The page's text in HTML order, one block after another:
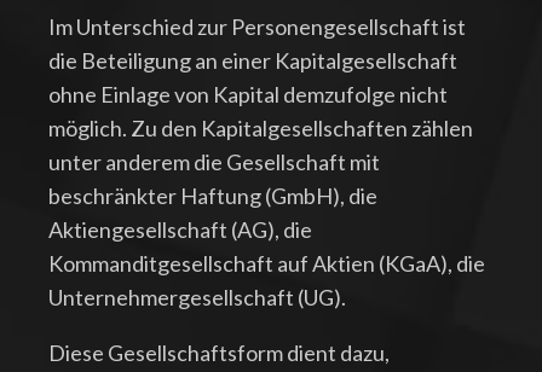
Im Unterschied zur Personengesellschaft ist
die Beteiligung an einer Kapitalgesellschaft
ohne Einlage von Kapital demzufolge nicht
möglich. Zu den Kapitalgesellschaften zählen
unter anderem die Gesellschaft mit
beschränkter Haftung (GmbH), die
Aktiengesellschaft (AG), die
Kommanditgesellschaft auf Aktien (KGaA), die
Unternehmergesellschaft (UG).
Diese Gesellschaftsform dient dazu,